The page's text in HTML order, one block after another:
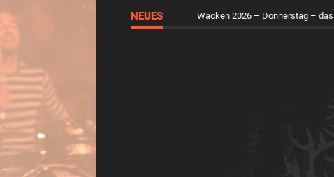
NEUES Wacken 2026 – Donnerstag –